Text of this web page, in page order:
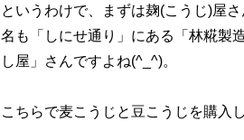
というわけで、まずは麹(こうじ)屋
名も「しにせ通り」にある「林糀製
し屋」さんですよね(^_^)。
こちらで麦こうじと豆こうじを購入